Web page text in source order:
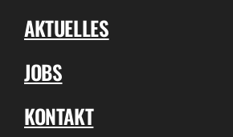
AKTUELLES
JOBS
KONTAKT